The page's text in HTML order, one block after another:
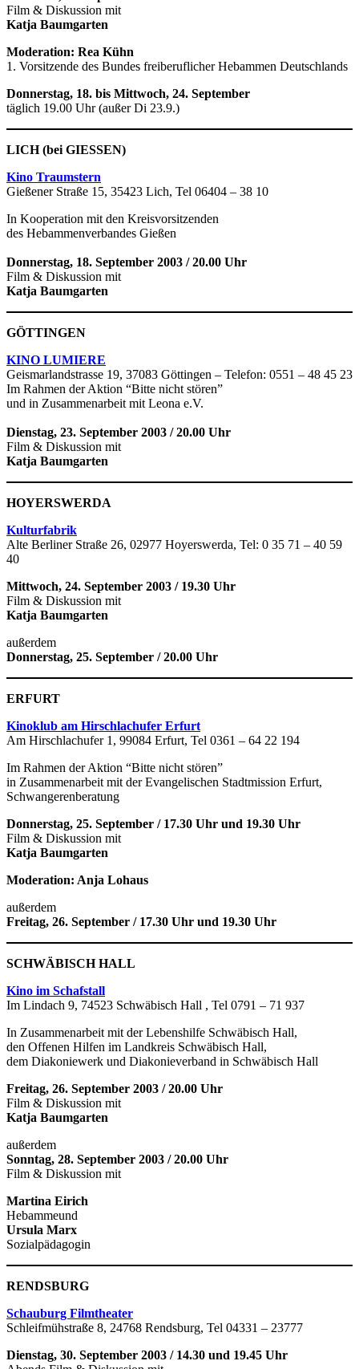
Film & Diskussion mit
Katja Baumgarten
Moderation: Rea Kühn
1. Vorsitzende des Bundes freiberuflicher Hebammen Deutschlands
Donnerstag, 18. bis Mittwoch, 24. September
täglich 19.00 Uhr (außer Di 23.9.)
LICH (bei GIESSEN)
Kino Traumstern
Gießener Straße 15, 35423 Lich, Tel 06404 – 38 10
In Kooperation mit den Kreisvorsitzenden
des Hebammenverbandes Gießen
Donnerstag, 18. September 2003 / 20.00 Uhr
Film & Diskussion mit
Katja Baumgarten
GÖTTINGEN
KINO LUMIERE
Geismarlandstrasse 19, 37083 Göttingen – Telefon: 0551 – 48 45 23
Im Rahmen der Aktion “Bitte nicht stören”
und in Zusammenarbeit mit Leona e.V.
Dienstag, 23. September 2003 / 20.00 Uhr
Film & Diskussion mit
Katja Baumgarten
HOYERSWERDA
Kulturfabrik
Alte Berliner Straße 26, 02977 Hoyerswerda, Tel: 0 35 71 – 40 59
40
Mittwoch, 24. September 2003 / 19.30 Uhr
Film & Diskussion mit
Katja Baumgarten
außerdem
Donnerstag, 25. September / 20.00 Uhr
ERFURT
Kinoklub am Hirschlachufer Erfurt
Am Hirschlachufer 1, 99084 Erfurt, Tel 0361 – 64 22 194
Im Rahmen der Aktion “Bitte nicht stören”
in Zusammenarbeit mit der Evangelischen Stadtmission Erfurt,
Schwangerenberatung
Donnerstag, 25. September / 17.30 Uhr und 19.30 Uhr
Film & Diskussion mit
Katja Baumgarten
Moderation: Anja Lohaus
außerdem
Freitag, 26. September / 17.30 Uhr und 19.30 Uhr
SCHWÄBISCH HALL
Kino im Schafstall
Im Lindach 9, 74523 Schwäbisch Hall , Tel 0791 – 71 937
In Zusammenarbeit mit der Lebenshilfe Schwäbisch Hall,
den Offenen Hilfen im Landkreis Schwäbisch Hall,
dem Diakoniewerk und Diakonieverband in Schwäbisch Hall
Freitag, 26. September 2003 / 20.00 Uhr
Film & Diskussion mit
Katja Baumgarten
außerdem
Sonntag, 28. September 2003 / 20.00 Uhr
Film & Diskussion mit
Martina Eirich
Hebammeund
Ursula Marx
Sozialpädagogin
RENDSBURG
Schauburg Filmtheater
Schleifmühstraße 8, 24768 Rendsburg, Tel 04331 – 23777
Dienstag, 30. September 2003 / 14.30 und 19.45 Uhr